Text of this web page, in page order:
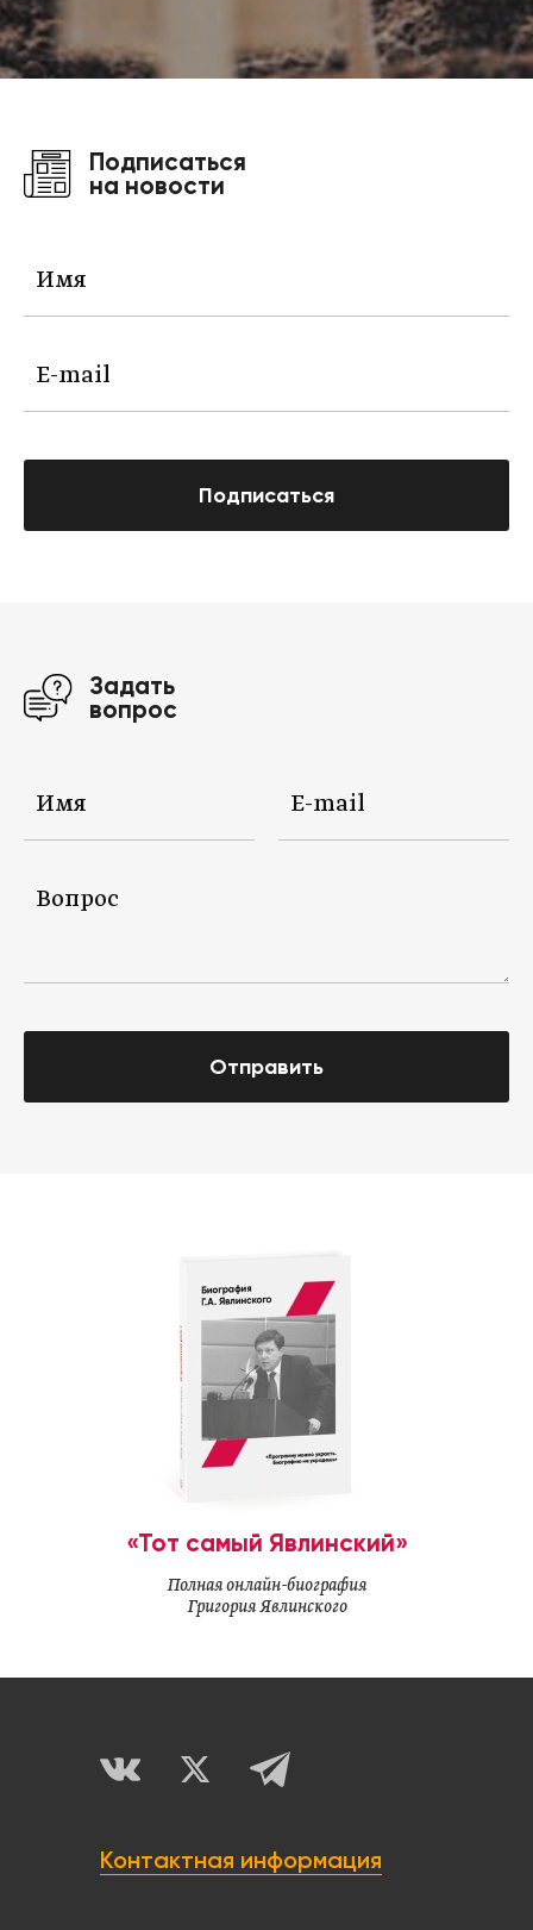
Подписаться
на новости
Подписаться
Задать
вопрос
Отправить
«Тот самый Явлинский»
Полная онлайн-биография
Григория Явлинского
Контактная информация